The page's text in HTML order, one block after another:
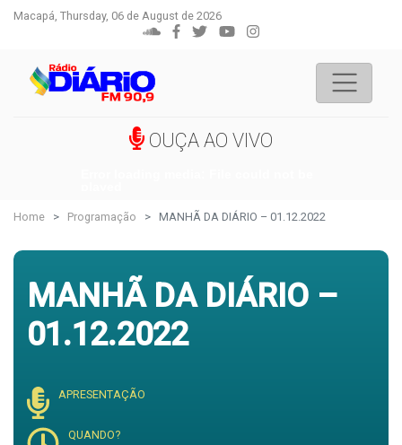
Macapá, Thursday, 06 de August de 2026
OUÇA AO VIVO
Home Programação MANHÃ DA DIÁRIO – 01.12.2022
MANHÃ DA DIÁRIO –
01.12.2022
APRESENTAÇÃO
QUANDO?